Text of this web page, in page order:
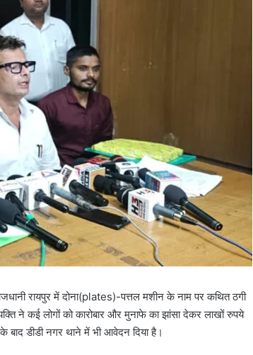
रायपुर में दोना(plates)-पत्तल मशीन के नाम पर कथित ठगी
ने कई लोगों को कारोबार और मुनाफे का झांसा देकर लाखों रुपये
बाद डीडी नगर थाने में भी आवेदन दिया है।